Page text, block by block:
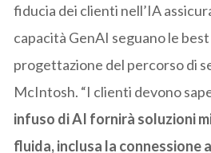
fiducia dei clienti nell’IA
capacità GenAI seguano le
progettazione del percorso di
McIntosh. “I clienti devono
infuso di AI fornirà soluzioni
fluida, inclusa la connessione